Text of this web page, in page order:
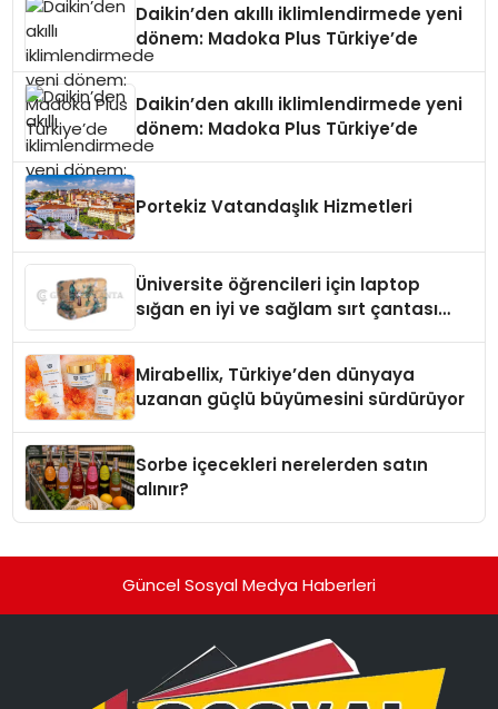
Daikin’den akıllı iklimlendirmede yeni
dönem: Madoka Plus Türkiye’de
Daikin’den akıllı iklimlendirmede yeni
dönem: Madoka Plus Türkiye’de
Portekiz Vatandaşlık Hizmetleri
Üniversite öğrencileri için laptop
sığan en iyi ve sağlam sırt çantası
Mirabellix, Türkiye’den dünyaya
uzanan güçlü büyümesini sürdürüyor
Sorbe içecekleri nerelerden satın
alınır?
Güncel Sosyal Medya Haberleri